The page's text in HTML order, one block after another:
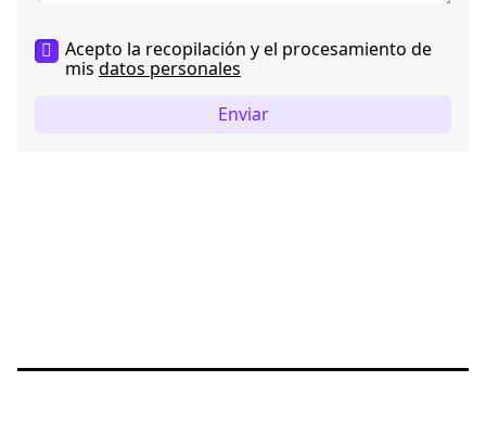
Acepto la recopilación y el procesamiento de
mis datos personales
Enviar